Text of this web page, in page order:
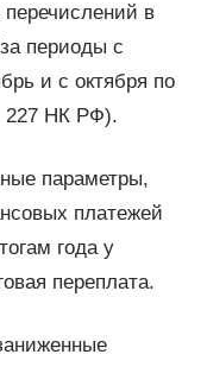
в
периоды с
и с октября по
227 НК РФ).
параметры,
платежей
года у
переплата.